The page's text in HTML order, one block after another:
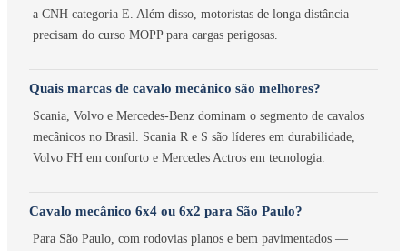
a CNH categoria E. Além disso, motoristas de longa distância
precisam do curso MOPP para cargas perigosas.
Quais marcas de cavalo mecânico são melhores?
Scania, Volvo e Mercedes-Benz dominam o segmento de cavalos
mecânicos no Brasil. Scania R e S são líderes em durabilidade,
Volvo FH em conforto e Mercedes Actros em tecnologia.
Cavalo mecânico 6x4 ou 6x2 para São Paulo?
Para São Paulo, com rodovias planos e bem pavimentados —